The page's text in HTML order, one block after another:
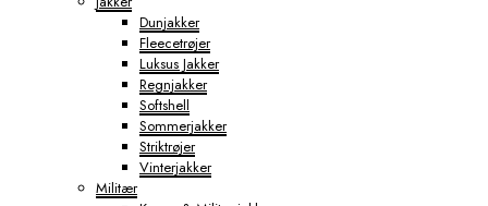
Dunjakker
Fleecetrøjer
Luksus Jakker
Regnjakker
Softshell
Sommerjakker
Striktrøjer
Vinterjakker
Militær